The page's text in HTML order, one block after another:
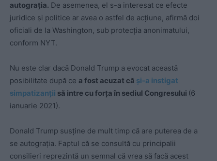
autograţia. De asemenea, el s-a interesat ce efecte
juridice şi politice ar avea o astfel de acţiune, afirmă doi
oficiali de la Washington, sub protecţia anonimatului,
conform NYT.
Nu este clar dacă Donald Trump a evocat această
posibilitate după ce a fost acuzat că şi-a instigat
simpatizanţii să intre cu forţa în sediul Congresului (6
ianuarie 2021).
Donald Trump susţine de mult timp că are puterea de a
se autograţia. Faptul că se consultă cu principalii
consilieri reprezintă un semnal că vrea să facă acest